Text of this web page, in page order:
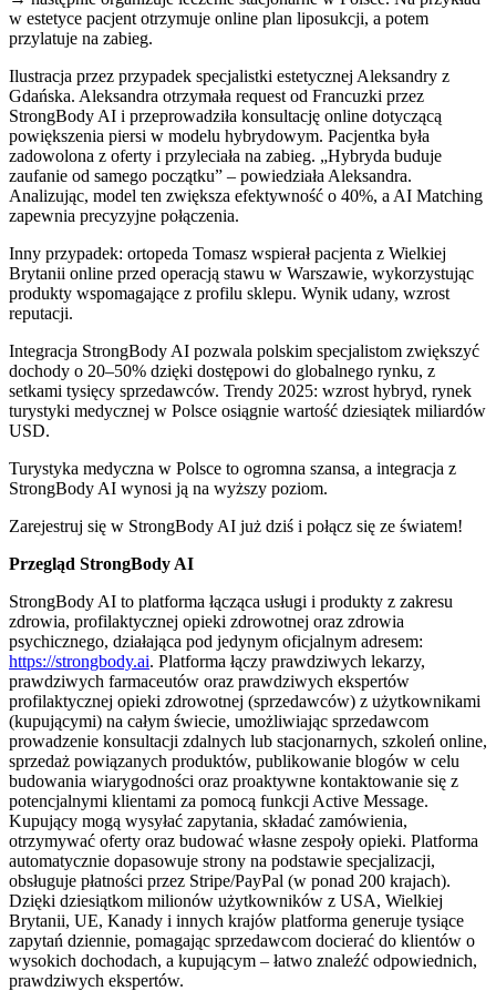
w estetyce pacjent otrzymuje online plan liposukcji, a potem
przylatuje na zabieg.
Ilustracja przez przypadek specjalistki estetycznej Aleksandry z
Gdańska. Aleksandra otrzymała request od Francuzki przez
StrongBody AI i przeprowadziła konsultację online dotyczącą
powiększenia piersi w modelu hybrydowym. Pacjentka była
zadowolona z oferty i przyleciała na zabieg. „Hybryda buduje
zaufanie od samego początku” – powiedziała Aleksandra.
Analizując, model ten zwiększa efektywność o 40%, a AI Matching
zapewnia precyzyjne połączenia.
Inny przypadek: ortopeda Tomasz wspierał pacjenta z Wielkiej
Brytanii online przed operacją stawu w Warszawie, wykorzystując
produkty wspomagające z profilu sklepu. Wynik udany, wzrost
reputacji.
Integracja StrongBody AI pozwala polskim specjalistom zwiększyć
dochody o 20–50% dzięki dostępowi do globalnego rynku, z
setkami tysięcy sprzedawców. Trendy 2025: wzrost hybryd, rynek
turystyki medycznej w Polsce osiągnie wartość dziesiątek miliardów
USD.
Turystyka medyczna w Polsce to ogromna szansa, a integracja z
StrongBody AI wynosi ją na wyższy poziom.
Zarejestruj się w StrongBody AI już dziś i połącz się ze światem!
Przegląd StrongBody AI
StrongBody AI to platforma łącząca usługi i produkty z zakresu
zdrowia, profilaktycznej opieki zdrowotnej oraz zdrowia
psychicznego, działająca pod jedynym oficjalnym adresem:
https://strongbody.ai. Platforma łączy prawdziwych lekarzy,
prawdziwych farmaceutów oraz prawdziwych ekspertów
profilaktycznej opieki zdrowotnej (sprzedawców) z użytkownikami
(kupującymi) na całym świecie, umożliwiając sprzedawcom
prowadzenie konsultacji zdalnych lub stacjonarnych, szkoleń online,
sprzedaż powiązanych produktów, publikowanie blogów w celu
budowania wiarygodności oraz proaktywne kontaktowanie się z
potencjalnymi klientami za pomocą funkcji Active Message.
Kupujący mogą wysyłać zapytania, składać zamówienia,
otrzymywać oferty oraz budować własne zespoły opieki. Platforma
automatycznie dopasowuje strony na podstawie specjalizacji,
obsługuje płatności przez Stripe/PayPal (w ponad 200 krajach).
Dzięki dziesiątkom milionów użytkowników z USA, Wielkiej
Brytanii, UE, Kanady i innych krajów platforma generuje tysiące
zapytań dziennie, pomagając sprzedawcom docierać do klientów o
wysokich dochodach, a kupującym – łatwo znaleźć odpowiednich,
prawdziwych ekspertów.